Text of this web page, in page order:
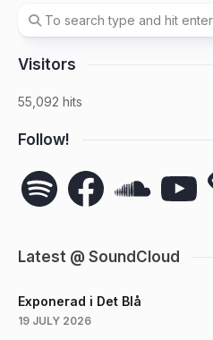
Visitors
55,092 hits
Follow!
Spotify FacebookSoundCloudYouTube
Latest @ SoundCloud
Exponerad i Det Blå
19 JULY 2026